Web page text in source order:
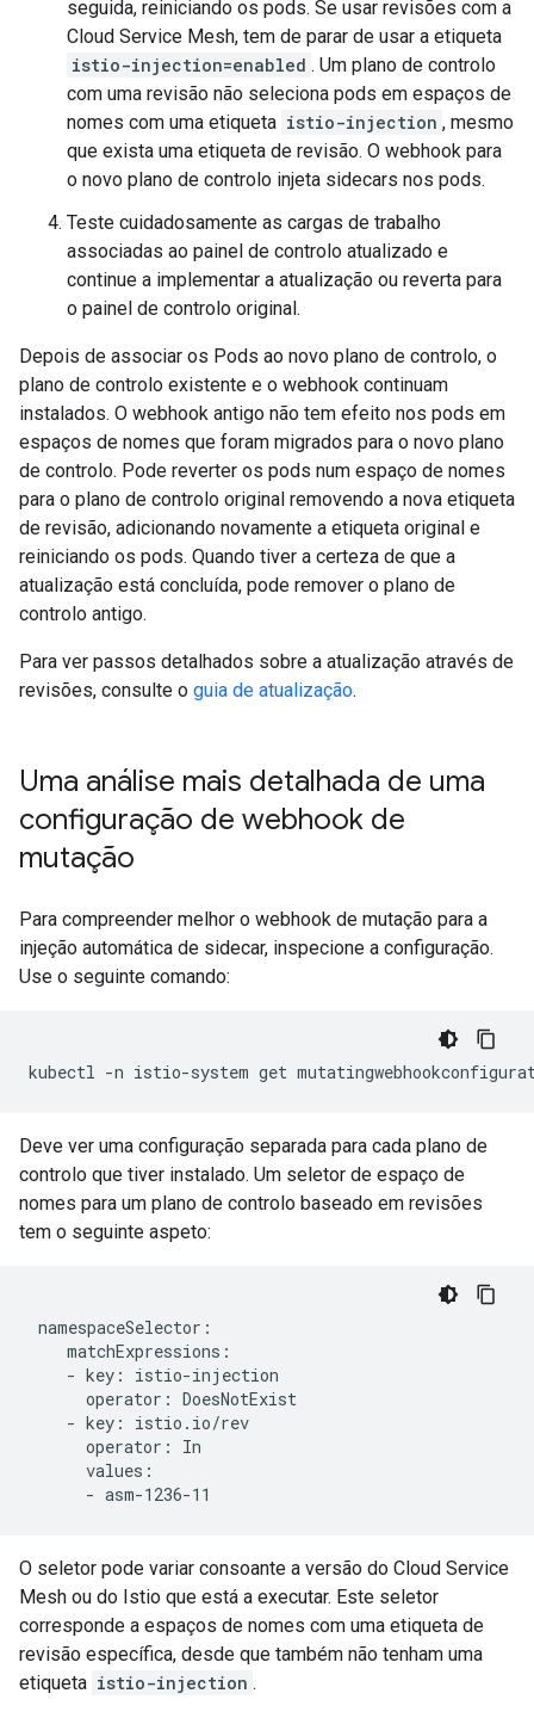
seguida, reiniciando os pods. Se usar revisões com a
Cloud Service Mesh, tem de parar de usar a etiqueta
istio-injection=enabled . Um plano de controlo
com uma revisão não seleciona pods em espaços de
nomes com uma etiqueta istio-injection , mesmo
que exista uma etiqueta de revisão. O webhook para
o novo plano de controlo injeta sidecars nos pods.
Teste cuidadosamente as cargas de trabalho
associadas ao painel de controlo atualizado e
continue a implementar a atualização ou reverta para
o painel de controlo original.
Depois de associar os Pods ao novo plano de controlo, o
plano de controlo existente e o webhook continuam
instalados. O webhook antigo não tem efeito nos pods em
espaços de nomes que foram migrados para o novo plano
de controlo. Pode reverter os pods num espaço de nomes
para o plano de controlo original removendo a nova etiqueta
de revisão, adicionando novamente a etiqueta original e
reiniciando os pods. Quando tiver a certeza de que a
atualização está concluída, pode remover o plano de
controlo antigo.
Para ver passos detalhados sobre a atualização através de
revisões, consulte o guia de atualização.
Uma análise mais detalhada de uma
configuração de webhook de
mutação
Para compreender melhor o webhook de mutação para a
injeção automática de sidecar, inspecione a configuração.
Use o seguinte comando:
Deve ver uma configuração separada para cada plano de
controlo que tiver instalado. Um seletor de espaço de
nomes para um plano de controlo baseado em revisões
tem o seguinte aspeto:
namespaceSelector:
    matchExpressions:
    - key: istio-injection
      operator: DoesNotExist
    - key: istio.io/rev
      operator: In
      values:
O seletor pode variar consoante a versão do Cloud Service
Mesh ou do Istio que está a executar. Este seletor
corresponde a espaços de nomes com uma etiqueta de
revisão específica, desde que também não tenham uma
etiqueta istio-injection .